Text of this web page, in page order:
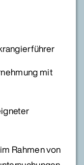
mit
Rahmen von